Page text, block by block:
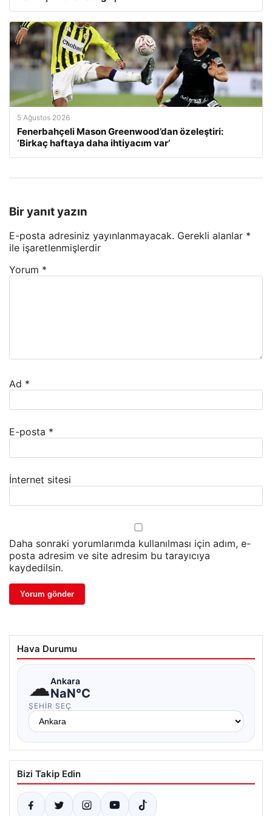
5 Ağustos 2026
Fenerbahçeli Mason Greenwood’dan özeleştiri:
‘Birkaç haftaya daha ihtiyacım var’
Bir yanıt yazın
E-posta adresiniz yayınlanmayacak. Gerekli alanlar *
ile işaretlenmişlerdir
Yorum *
Ad *
E-posta *
İnternet sitesi
Daha sonraki yorumlarımda kullanılması için adım, e-
posta adresim ve site adresim bu tarayıcıya
kaydedilsin.
Hava Durumu
☁Ankara
NaN°C
ŞEHIR SEÇ
Bizi Takip Edin